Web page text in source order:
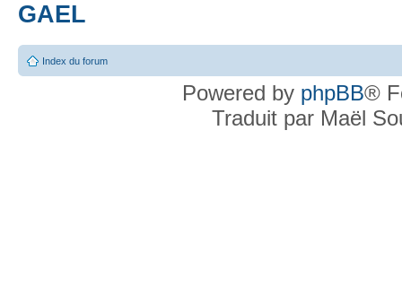
GAEL
Index du forum
Powered by phpBB®
Traduit par Maël